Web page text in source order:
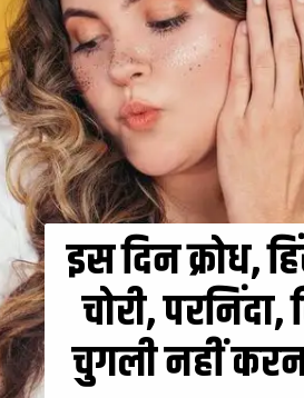
इस दिन क्रोध,
चोरी,
चुगली नहीं